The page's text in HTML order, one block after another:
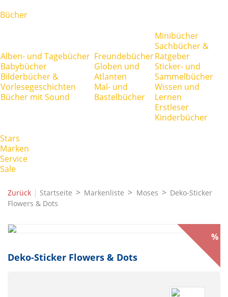
Bücher
Alben- und Tagebücher
Babybücher
Bilderbücher &
Vorlesegeschichten
Bücher mit Sound
Freundebücher
Globen und
Atlanten
Mal- und
Bastelbücher
Minibücher
Sachbücher &
Ratgeber
Sticker- und
Sammelbücher
Wissen und
Lernen
Erstleser
Kinderbücher
Stars
Marken
Service
Sale
Zurück | Startseite Markenliste Moses
Deko-Sticker
Flowers & Dots
%
Deko-Sticker Flowers & Dots